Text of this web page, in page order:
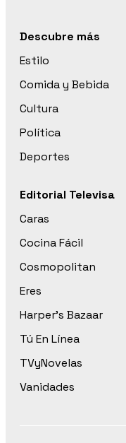
Descubre más
Estilo
Comida y Bebida
Cultura
Política
Deportes
Editorial Televisa
Caras
Cocina Fácil
Cosmopolitan
Eres
Harper’s Bazaar
Tú En Línea
TVyNovelas
Vanidades